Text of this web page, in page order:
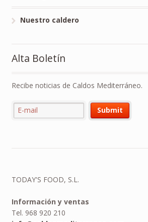
Nuestro caldero
Alta Boletín
Recibe noticias de Caldos Mediterráneo.
TODAY'S FOOD, S.L.
Información y ventas
Tel. 968 920 210